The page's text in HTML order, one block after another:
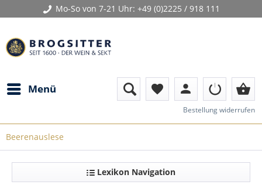
Mo-So von 7-21 Uhr: +49 (0)2225 / 918 111
Menü favorite person shopping_basket
Bestellung widerrufen
Beerenauslese
Lexikon Navigation